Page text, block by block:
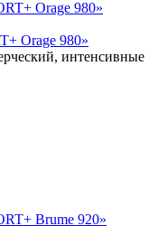
Orage 980»
интенсивные